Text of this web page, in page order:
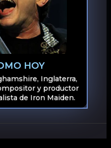
HOY
Inglaterra,
y productor
de Iron Maiden.